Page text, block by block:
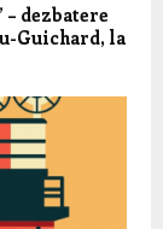
dezbatere
Guichard, la